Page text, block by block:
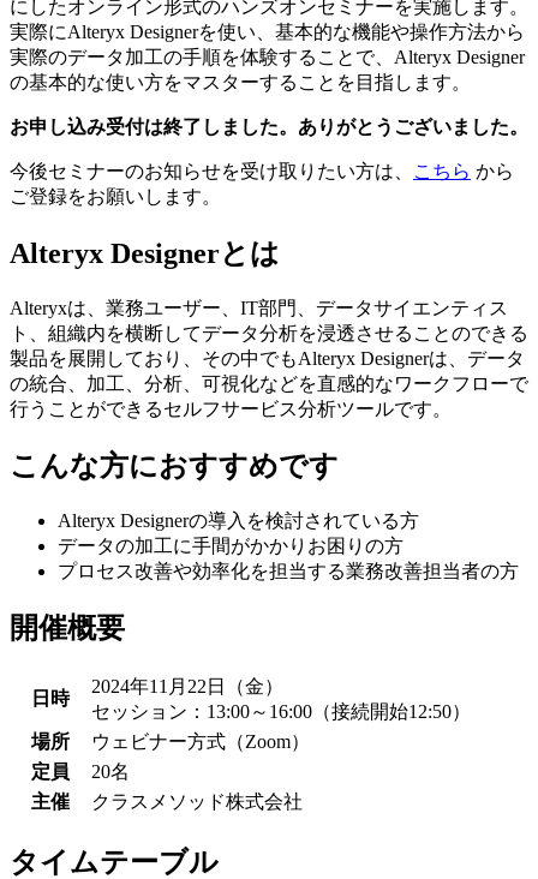
にしたオンライン形式のハンズオンセミナーを実施します。
実際にAlteryx Designerを使い、基本的な機能や操作方法から
実際のデータ加工の手順を体験することで、Alteryx Designer
の基本的な使い方をマスターすることを目指します。
お申し込み受付は終了しました。ありがとうございました。
今後セミナーのお知らせを受け取りたい方は、 こちら から
ご登録をお願いします。
Alteryx Designerとは
Alteryxは、業務ユーザー、IT部門、データサイエンティス
ト、組織内を横断してデータ分析を浸透させることのできる
製品を展開しており、その中でもAlteryx Designerは、データ
の統合、加工、分析、可視化などを直感的なワークフローで
行うことができるセルフサービス分析ツールです。
こんな方におすすめです
Alteryx Designerの導入を検討されている方
データの加工に手間がかかりお困りの方
プロセス改善や効率化を担当する業務改善担当者の方
開催概要
日時
2024年11月22日（金）
セッション：13:00～16:00（接続開始12:50）
場所
ウェビナー方式（Zoom）
定員
20名
主催
クラスメソッド株式会社
タイムテーブル